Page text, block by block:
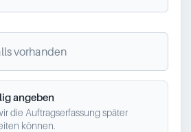
angeben
die Auftragserfassung später
können.